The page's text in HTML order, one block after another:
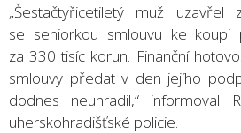
„Šestačtyřicetiletý muž
se seniorkou smlouvu ke koupi
za 330 tisíc korun. Finanční
smlouvy předat v den jejího
dodnes neuhradil,“ informoval
uherskohradišťské policie.